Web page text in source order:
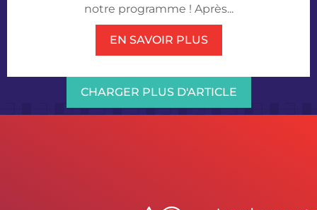
notre programme ! Après...
EN SAVOIR PLUS
CHARGER PLUS D'ARTICLE